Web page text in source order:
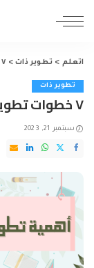
اتعلم > تطوير ذات> ٧ خطوات تطوير الذات والتحفيز
تطوير ذات
٧ خطوات تطوير الذات والتحفيز
سبتمبر 21, 2023